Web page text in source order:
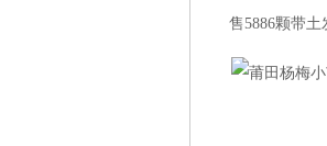
售5886颗带土